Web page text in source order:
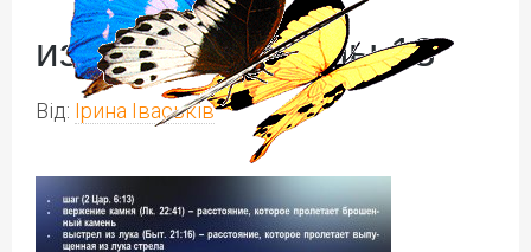
измерение длины 13
Від: Ірина Іваськів